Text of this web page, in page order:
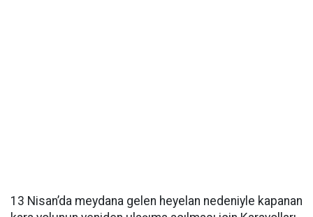
13 Nisan’da meydana gelen heyelan nedeniyle kapanan